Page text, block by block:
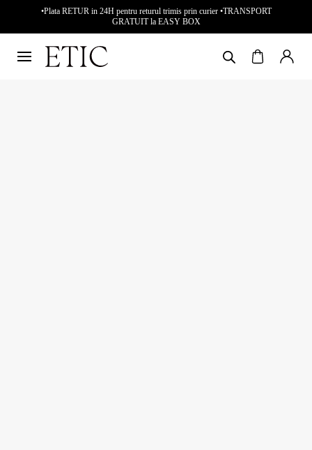
•Plata RETUR in 24H pentru returul trimis prin curier •TRANSPORT
GRATUIT la EASY BOX